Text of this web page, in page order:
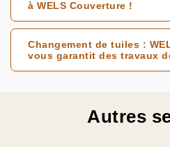
à WELS Couverture !
Changement de tuiles :
vous garantit des travaux
Autres